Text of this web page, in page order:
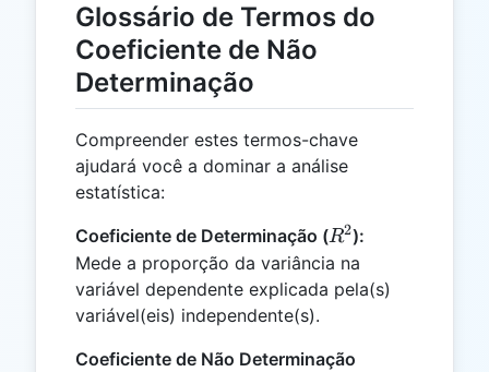
Glossário de Termos do
Coeficiente de Não
Determinação
Compreender estes termos-chave
ajudará você a dominar a análise
estatística:
Coeficiente de Determinação (R^2
R2):
Mede a proporção da variância na
variável dependente explicada pela(s)
variável(eis) independente(s).
Coeficiente de Não Determinação